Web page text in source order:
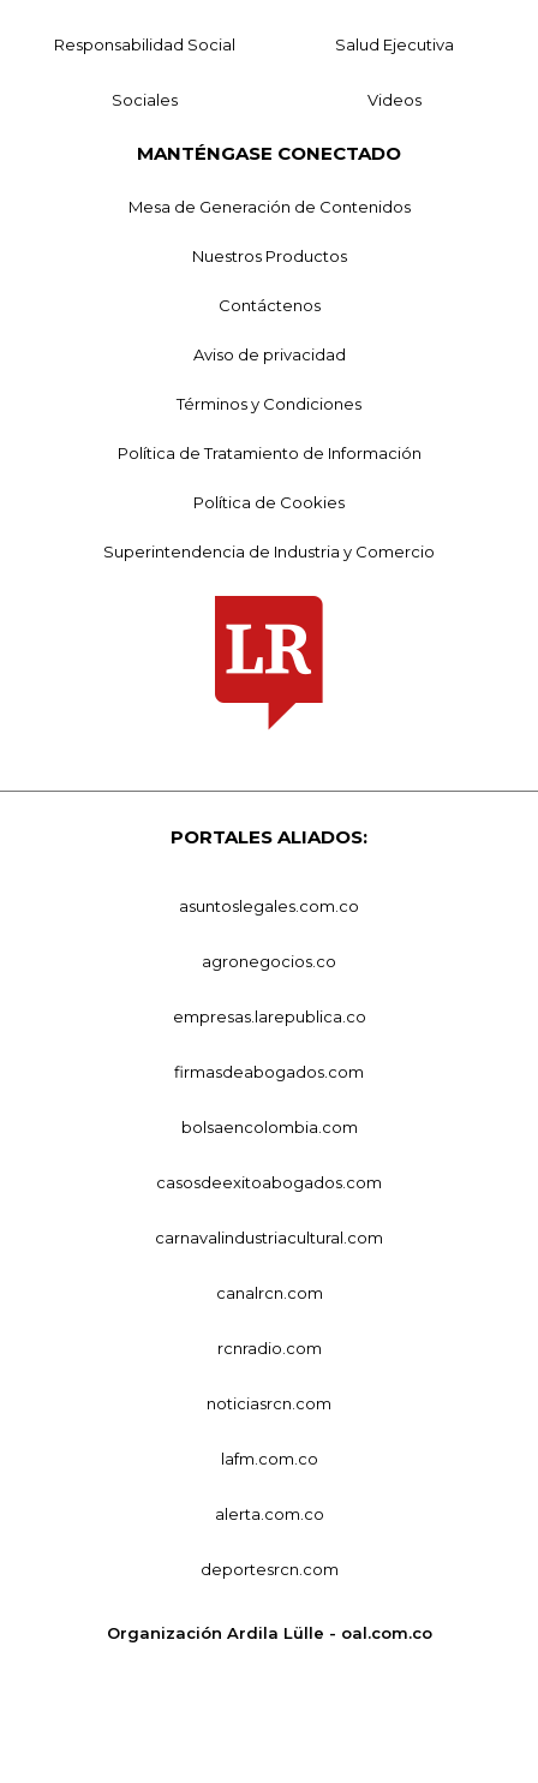
Responsabilidad Social Salud Ejecutiva
Sociales Videos
MANTÉNGASE CONECTADO
Mesa de Generación de Contenidos
Nuestros Productos
Contáctenos
Aviso de privacidad
Términos y Condiciones
Política de Tratamiento de Información
Política de Cookies
Superintendencia de Industria y Comercio
PORTALES ALIADOS:
asuntoslegales.com.co
agronegocios.co
empresas.larepublica.co
firmasdeabogados.com
bolsaencolombia.com
casosdeexitoabogados.com
carnavalindustriacultural.com
canalrcn.com
rcnradio.com
noticiasrcn.com
lafm.com.co
alerta.com.co
deportesrcn.com
Organización Ardila Lülle - oal.com.co